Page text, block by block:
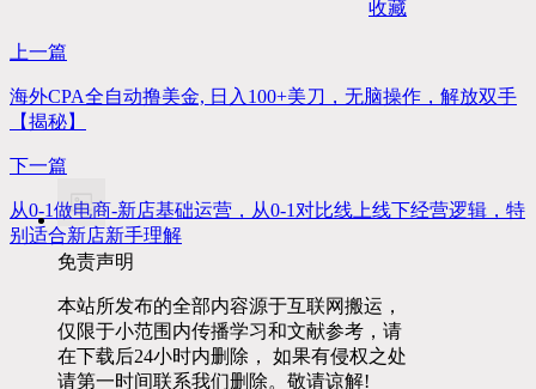
收藏
上一篇
海外CPA全自动撸美金, 日入100+美刀，无脑操作，解放双手
【揭秘】
下一篇
从0-1做电商-新店基础运营，从0-1对比线上线下经营逻辑，特
别适合新店新手理解
免责声明
本站所发布的全部内容源于互联网搬运，
仅限于小范围内传播学习和文献参考，请
在下载后24小时内删除， 如果有侵权之处
请第一时间联系我们删除。敬请谅解!